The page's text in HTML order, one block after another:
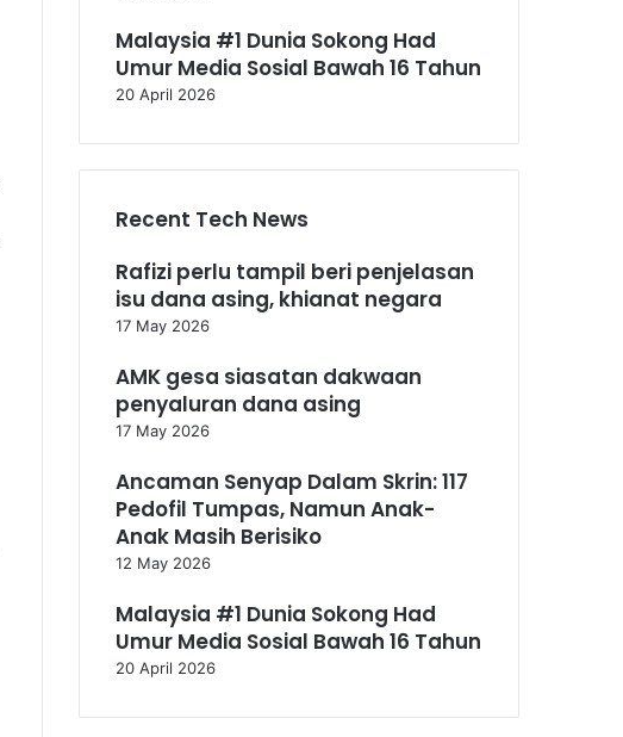
Malaysia #1 Dunia Sokong Had
Umur Media Sosial Bawah 16 Tahun
20 April 2026
Recent Tech News
Rafizi perlu tampil beri penjelasan
isu dana asing, khianat negara
17 May 2026
AMK gesa siasatan dakwaan
penyaluran dana asing
17 May 2026
Ancaman Senyap Dalam Skrin: 117
Pedofil Tumpas, Namun Anak-
Anak Masih Berisiko
12 May 2026
Malaysia #1 Dunia Sokong Had
Umur Media Sosial Bawah 16 Tahun
20 April 2026